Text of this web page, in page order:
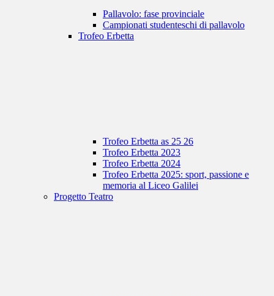
Pallavolo: fase provinciale
Campionati studenteschi di pallavolo
Trofeo Erbetta
Trofeo Erbetta as 25 26
Trofeo Erbetta 2023
Trofeo Erbetta 2024
Trofeo Erbetta 2025: sport, passione e
memoria al Liceo Galilei
Progetto Teatro